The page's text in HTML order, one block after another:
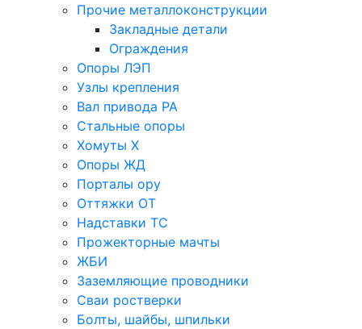
Прочие металлоконструкции
Закладные детали
Ограждения
Опоры ЛЭП
Узлы крепления
Вал привода РА
Стальные опоры
Хомуты Х
Опоры ЖД
Порталы ору
Оттяжки ОТ
Надставки ТС
Прожекторные мачты
ЖБИ
Заземляющие проводники
Сваи ростверки
Болты, шайбы, шпильки